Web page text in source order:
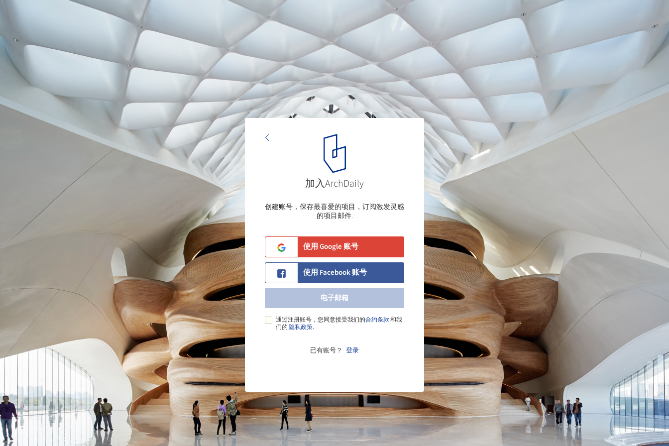
加入ArchDaily
创建账号，保存最喜爱的项目，订阅激发灵感
的项目邮件.
使用 Google 账号
使用 Facebook 账号
电子邮箱
通过注册账号，您同意接受我们的合约条款和我
们的隐私政策.
已有账号？ 登录
你的邮箱
电子邮箱
确认
密码